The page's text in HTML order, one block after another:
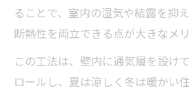
ることで、室内の湿気や結露を抑
断熱性を両立できる点が大きなメ
この工法は、壁内に通気層を設け
ロールし、夏は涼しく冬は暖かい